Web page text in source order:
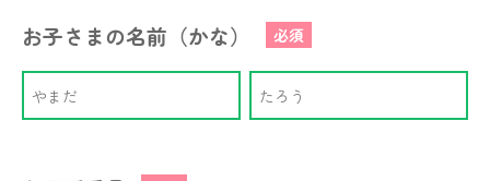
お子さまの名前（かな） 必須